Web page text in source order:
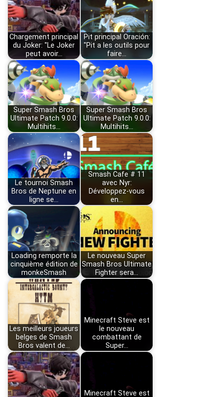
Chargement principal
du Joker: "Le Joker
peut avoir…
Pit principal Oración:
"Pit a les outils pour
faire…
Super Smash Bros
Ultimate Patch 9.0.0:
Multihits…
Super Smash Bros
Ultimate Patch 9.0.0:
Multihits…
Le tournoi Smash
Bros de Neptune en
ligne se…
Smash Cafe # 11
avec Nyr:
Développez-vous
en…
Loading remporte la
cinquième édition de
monkeSmash
Le nouveau Super
Smash Bros Ultimate
Fighter sera…
Les meilleurs joueurs
belges de Smash
Bros valent de…
Minecraft Steve est
le nouveau
combattant de
Super…
Minecraft Steve est